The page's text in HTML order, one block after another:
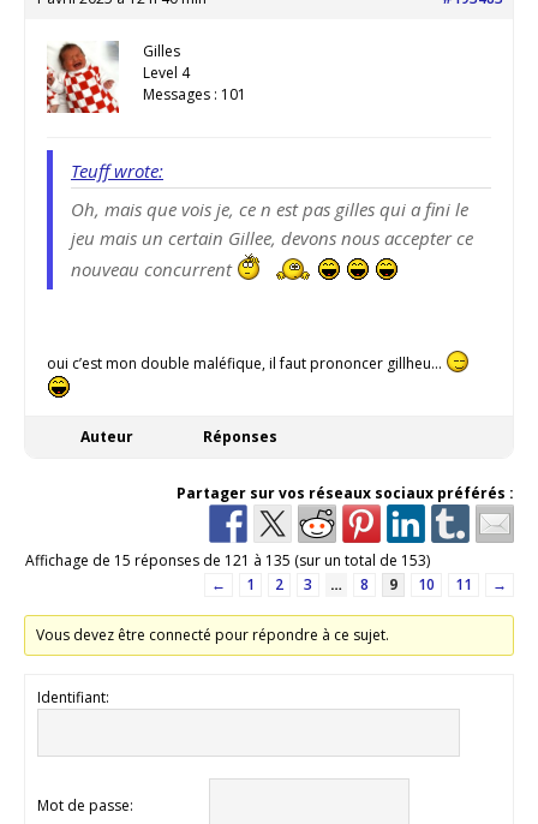
Gilles
Level 4
Messages : 101
Teuff wrote:
Oh, mais que vois je, ce n est pas gilles qui a fini le
jeu mais un certain Gillee, devons nous accepter ce
nouveau concurrent
oui c’est mon double maléfique, il faut prononcer gillheu…
Auteur Réponses
Partager sur vos réseaux sociaux préférés :
Affichage de 15 réponses de 121 à 135 (sur un total de 153)
←
1 2 3 … 8 9 10 11 →
Vous devez être connecté pour répondre à ce sujet.
Identifiant:
Mot de passe: